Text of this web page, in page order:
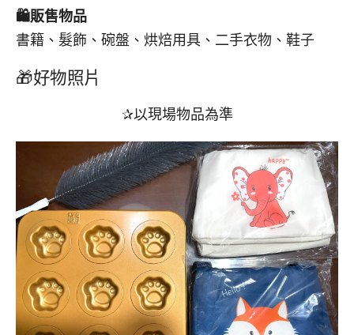
🛍️販售物品
書籍、髮飾、碗盤、烘焙用具、二手衣物、鞋子
🎁好物照片
✰以現場物品為準